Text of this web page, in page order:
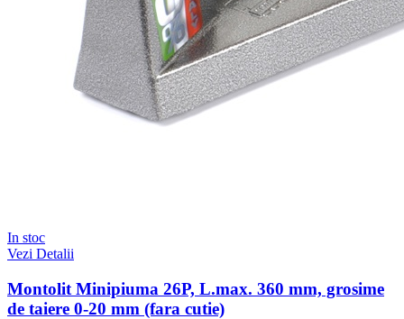
In stoc
Vezi Detalii
Montolit Minipiuma 26P, L.max. 360 mm, grosime
de taiere 0-20 mm (fara cutie)